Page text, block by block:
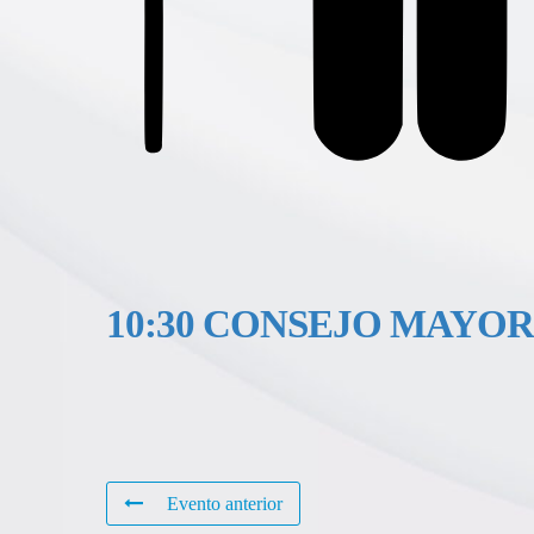
10:30 CONSEJO
Evento anterior